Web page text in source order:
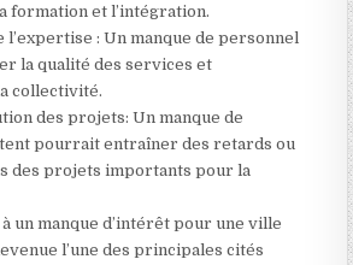
formation et l’intégration.
l’expertise : Un manque de personnel
la qualité des services et
collectivité.
des projets: Un manque de
pourrait entraîner des retards ou
des projets importants pour la
un manque d’intérêt pour une ville
l’une des principales cités